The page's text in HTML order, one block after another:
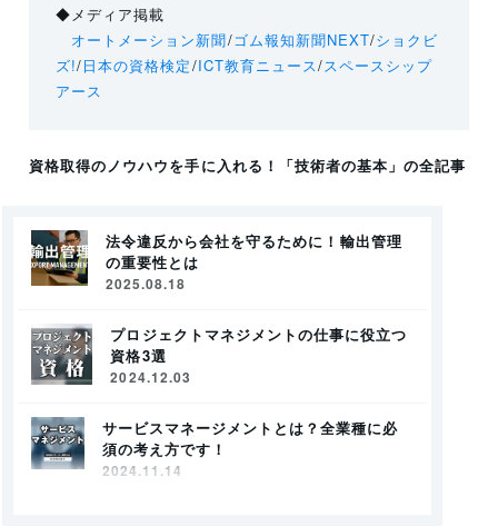
◆メディア掲載
オートメーション新聞/ゴム報知新聞NEXT/ショクビ
ズ!/日本の資格検定/ICT教育ニュース/スペースシップ
アース
資格取得のノウハウを手に入れる！ 「技術者の基本」の全記事
法令違反から会社を守るために！輸出管理
の重要性とは
2025.08.18
プロジェクトマネジメントの仕事に役立つ
資格3選
2024.12.03
サービスマネージメントとは？全業種に必
須の考え方です！
2024.11.14